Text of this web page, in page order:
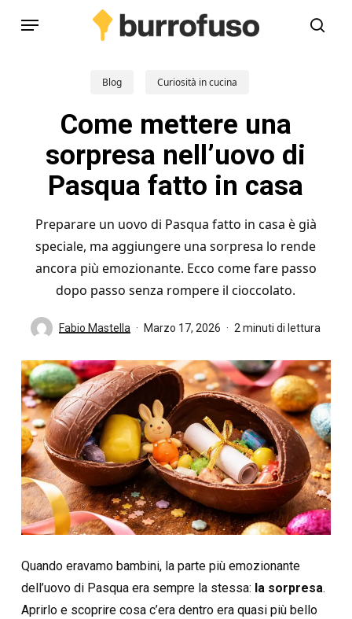
Menu
Blog Curiosità in cucina
Come mettere una
sorpresa nell’uovo di
Pasqua fatto in casa
Preparare un uovo di Pasqua fatto in casa è già
speciale, ma aggiungere una sorpresa lo rende
ancora più emozionante. Ecco come fare passo
dopo passo senza rompere il cioccolato.
Fabio Mastella Marzo 17, 2026 2 minuti di lettura
Quando eravamo bambini, la parte più emozionante
dell’uovo di Pasqua era sempre la stessa: la sorpresa.
Aprirlo e scoprire cosa c’era dentro era quasi più bello